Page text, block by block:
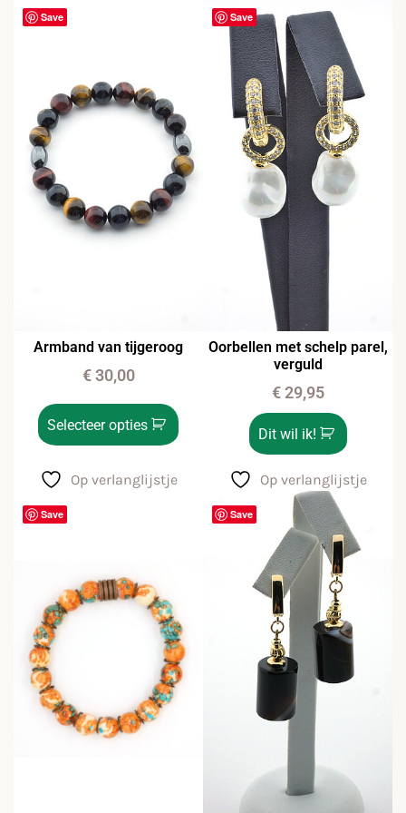
Save
Armband van tijgeroog
€30,00
Selecteer opties
Op verlanglijstje
Save
Oorbellen met schelp parel,
verguld
€29,95
Dit wil ik!
Op verlanglijstje
Save Save